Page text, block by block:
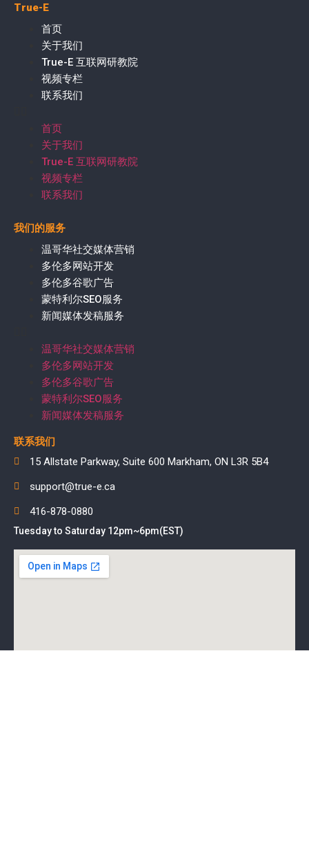
True-E
首页
关于我们
True-E 互联网研教院
视频专栏
联系我们
首页
关于我们
True-E 互联网研教院
视频专栏
联系我们
我们的服务
温哥华社交媒体营销
多伦多网站开发
多伦多谷歌广告
蒙特利尔SEO服务
新闻媒体发稿服务
温哥华社交媒体营销
多伦多网站开发
多伦多谷歌广告
蒙特利尔SEO服务
新闻媒体发稿服务
联系我们
15 Allstate Parkway, Suite 600 Markham, ON L3R 5B4
support@true-e.ca
416-878-0880
Tuesday to Saturday 12pm~6pm(EST)